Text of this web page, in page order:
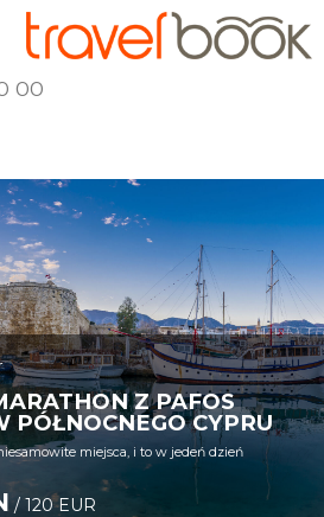
00
Z PAFOS
PÓŁNOCNEGO CYPRU
miejsca, i to w jedeń dzień
/ 120 EUR